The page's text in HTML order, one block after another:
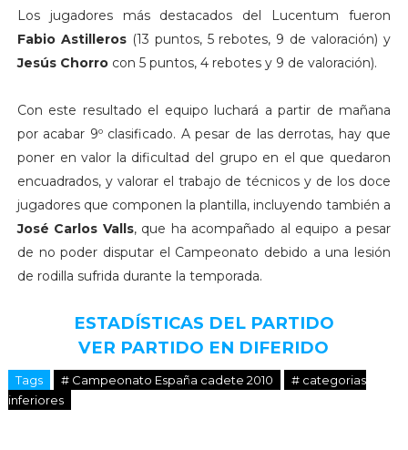
Los jugadores más destacados del Lucentum fueron
Fabio Astilleros(13 puntos, 5 rebotes, 9 de valoración) y
Jesús Chorrocon 5 puntos, 4 rebotes y 9 de valoración).
Con este resultado el equipo luchará a partir de mañana
por acabar 9º clasificado. A pesar de las derrotas, hay que
poner en valor la dificultad del grupo en el que quedaron
encuadrados, y valorar el trabajo de técnicos y de los doce
jugadores que componen la plantilla, incluyendo también a
José Carlos Valls, que ha acompañado al equipo a pesar
de no poder disputar el Campeonato debido a una lesión
de rodilla sufrida durante la temporada.
ESTADÍSTICAS DEL PARTIDO
VER PARTIDO EN DIFERIDO
Tags # Campeonato España cadete 2010
# categorias
inferiores